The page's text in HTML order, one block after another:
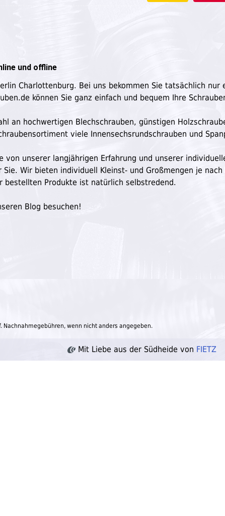
und offline
Charlottenburg. Bei uns bekommen Sie tatsächlich nur
können Sie ganz einfach und bequem Ihre
an hochwertigen Blechschrauben, günstigen
viele Innensechsrundschrauben und
von unserer langjährigen Erfahrung und unserer
Wir bieten individuell Kleinst- und Großmengen je
bestellten Produkte ist natürlich selbstredend.
Blog besuchen!
Nachnahmegebühren, wenn nicht anders angegeben.
Mit Liebe aus der Südheide von FIETZ